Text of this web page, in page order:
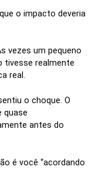
o impacto deveria
vezes um pequeno
tivesse realmente
real.
o choque. O
quase
antes do
é você “acordando